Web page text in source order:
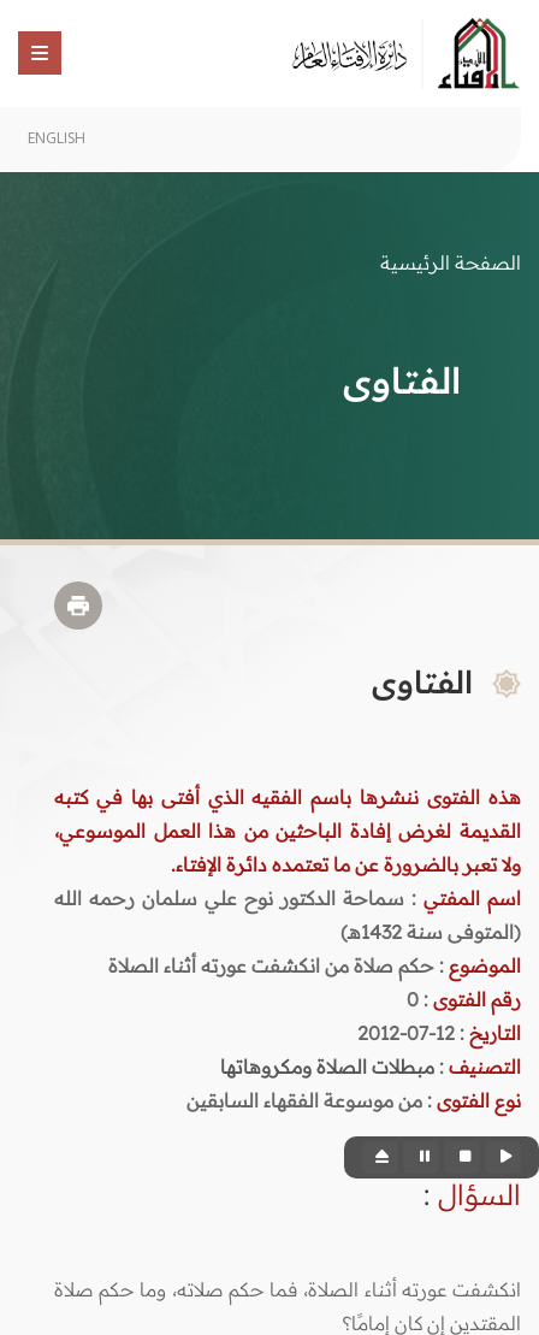
ENGLISH
الصفحة الرئيسية
الفتاوى
الفتاوى
هذه الفتوى ننشرها باسم الفقيه الذي أفتى بها في كتبه
القديمة لغرض إفادة الباحثين من هذا العمل الموسوعي،
ولا تعبر بالضرورة عن ما تعتمده دائرة الإفتاء.
اسم المفتي : سماحة الدكتور نوح علي سلمان رحمه الله
(المتوفى سنة 1432هـ)
الموضوع : حكم صلاة من انكشفت عورته أثناء الصلاة
رقم الفتوى :
0
التاريخ : 12-07-2012
التصنيف : مبطلات الصلاة ومكروهاتها
نوع الفتوى : من موسوعة الفقهاء السابقين
السؤال :
انكشفت عورته أثناء الصلاة، فما حكم صلاته، وما حكم صلاة
المقتدين إن كان إمامًا؟